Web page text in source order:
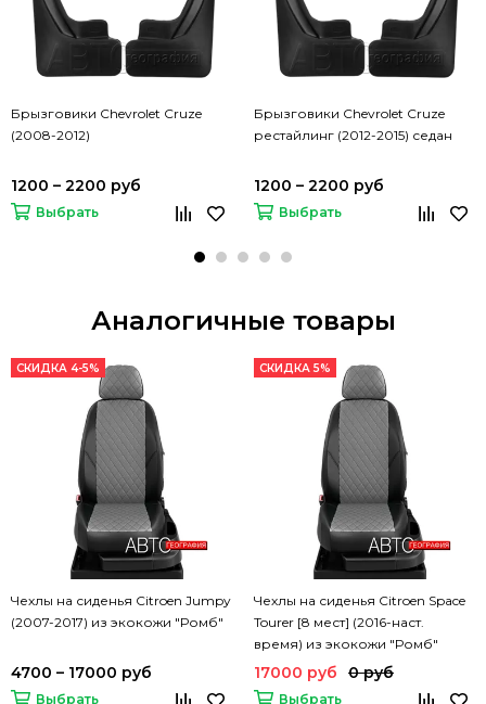
Брызговики Chevrolet Cruze
(2008-2012)
1200 – 2200 руб
Выбрать
Брызговики Chevrolet Cruze
рестайлинг (2012-2015) седан
1200 – 2200 руб
Выбрать
Аналогичные товары
СКИДКА 4-5%
Чехлы на сиденья Citroen Jumpy
(2007-2017) из экокожи "Ромб"
4700 – 17000 руб
Выбрать
СКИДКА 5%
Чехлы на сиденья Citroen Space
Tourer [8 мест] (2016-наст.
время) из экокожи "Ромб"
17000 руб 0 руб
Выбрать